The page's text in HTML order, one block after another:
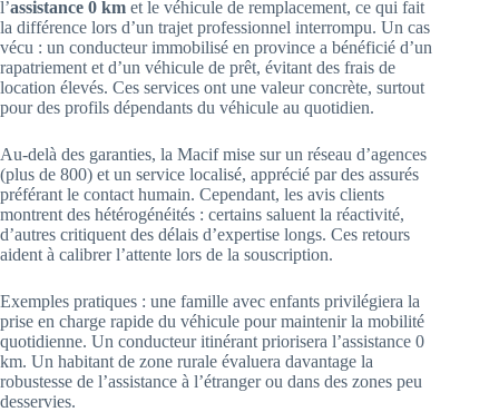
l’assistance 0 km et le véhicule de remplacement, ce qui fait
la différence lors d’un trajet professionnel interrompu. Un cas
vécu : un conducteur immobilisé en province a bénéficié d’un
rapatriement et d’un véhicule de prêt, évitant des frais de
location élevés. Ces services ont une valeur concrète, surtout
pour des profils dépendants du véhicule au quotidien.
Au-delà des garanties, la Macif mise sur un réseau d’agences
(plus de 800) et un service localisé, apprécié par des assurés
préférant le contact humain. Cependant, les avis clients
montrent des hétérogénéités : certains saluent la réactivité,
d’autres critiquent des délais d’expertise longs. Ces retours
aident à calibrer l’attente lors de la souscription.
Exemples pratiques : une famille avec enfants privilégiera la
prise en charge rapide du véhicule pour maintenir la mobilité
quotidienne. Un conducteur itinérant priorisera l’assistance 0
km. Un habitant de zone rurale évaluera davantage la
robustesse de l’assistance à l’étranger ou dans des zones peu
desservies.